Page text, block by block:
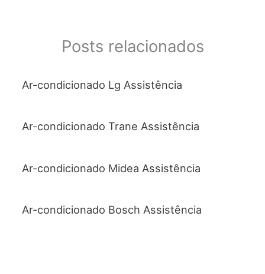
Posts relacionados
Ar-condicionado Lg Assistência
Ar-condicionado Trane Assistência
Ar-condicionado Midea Assistência
Ar-condicionado Bosch Assistência